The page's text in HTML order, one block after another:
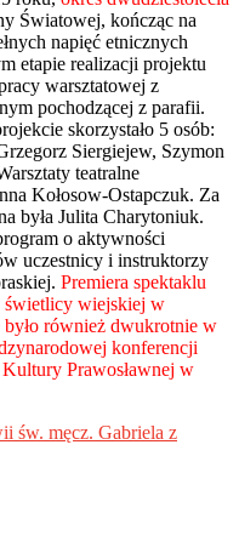
Światowej, kończąc na
napięć etnicznych
etapie realizacji projektu
warsztatowej z
pochodzącej z parafii.
skorzystało 5 osób:
Siergiejew, Szymon
teatralne
Kołosow-Ostapczuk. Za
była Julita Charytoniuk.
o aktywności
uczestnicy i instruktorzy
Premiera spektaklu
świetlicy wiejskiej w
również dwukrotnie w
konferencji
Prawosławnej w
św. męcz. Gabriela z